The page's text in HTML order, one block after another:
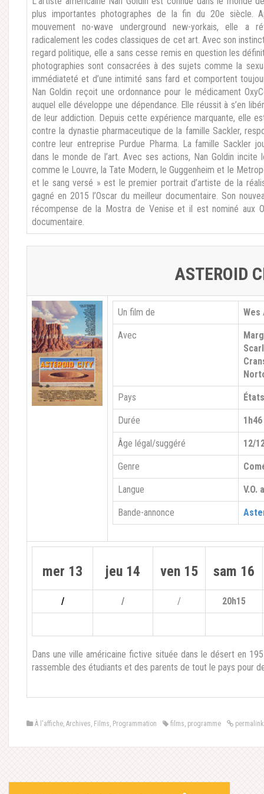
plus importantes photographes de la fin du 20e siècle.
mouvement no-wave underground new-yorkais, elle a
radicalement les codes classiques de cet art. Avec son
regard politique, elle a sans cesse remis en question les
photographies sont consacrées à des sujets comme la
immédiateté et d’une intimité sans fard et comportent
Nan Goldin reçoit une ordonnance pour le médicament
auquel elle développe une dépendance. Elle réussit à s’en
de leur addiction. Depuis cette expérience marquante, elle
contre la dynastie pharmaceutique de la famille Sackler,
contre leur entreprise Purdue Pharma. La famille Sackler
dans le monde de l’art. Avec ses actions, Nan Goldin
comme le Louvre, la Tate Modern, le Guggenheim et le
et le sang versé » est le premier portrait d’artiste de la
gagné en 2015 l’Oscar du meilleur documentaire. Son
récompense de la Mostra de Venise et il est nominé aux
documentaire.
ASTEROID
Un film de Wes
Avec
Pays
Durée 1h46
Âge légal/suggéré 12/
Genre
Langue
Bande-annonce
mer 13 jeu 14 ven 15 sam 16
/ / / 20h15
Dans une ville américaine fictive située dans le désert en
rassemble des étudiants et des parents de tout le pays pour
À l'affiche, Archives, Films, Programmation films, programme permalink